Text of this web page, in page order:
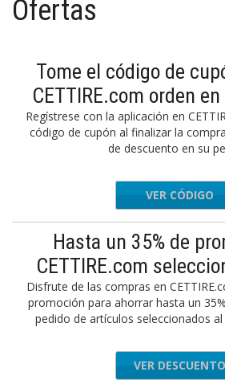
Ofertas
Tome el código de
CETTIRE.com orden
Regístrese con la aplicación en
código de cupón al finalizar la
de descuento en su
VER CÓDIGO
Hasta un 35% de
CETTIRE.com
Disfrute de las compras en
promoción para ahorrar hasta un
pedido de artículos seleccionados
VER DESCUENTO